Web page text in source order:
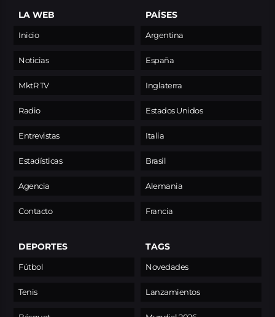
LA WEB
Inicio
Noticias
MktR TV
Radio
Entrevistas
Estadísticas
Agencia
Contacto
PAÍSES
Argentina
España
Inglaterra
Estados Unidos
Italia
Brasil
Alemania
Francia
DEPORTES
Fútbol
Tenis
TAGS
Novedades
Lanzamientos